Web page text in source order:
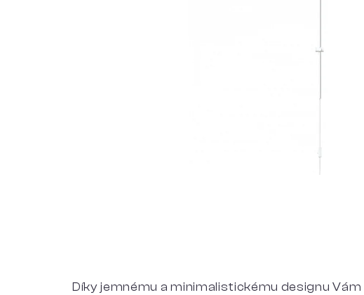
Díky jemnému a minimalistickému designu Vám